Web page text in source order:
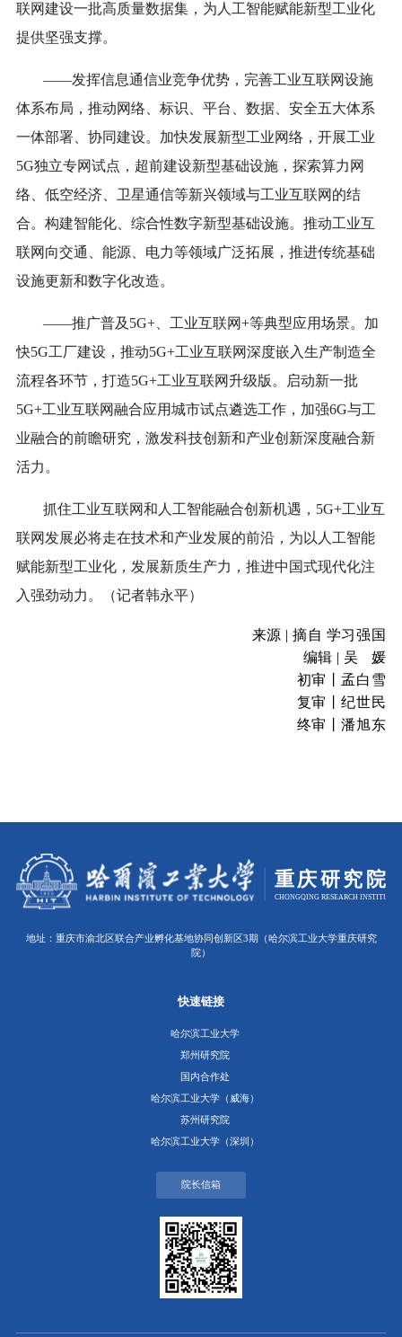
联网建设一批高质量数据集，为人工智能赋能新型工业化
提供坚强支撑。
——发挥信息通信业竞争优势，完善工业互联网设施
体系布局，推动网络、标识、平台、数据、安全五大体系
一体部署、协同建设。加快发展新型工业网络，开展工业
5G独立专网试点，超前建设新型基础设施，探索算力网
络、低空经济、卫星通信等新兴领域与工业互联网的结
合。构建智能化、综合性数字新型基础设施。推动工业互
联网向交通、能源、电力等领域广泛拓展，推进传统基础
设施更新和数字化改造。
——推广普及5G+、工业互联网+等典型应用场景。加
快5G工厂建设，推动5G+工业互联网深度嵌入生产制造全
流程各环节，打造5G+工业互联网升级版。启动新一批
5G+工业互联网融合应用城市试点遴选工作，加强6G与工
业融合的前瞻研究，激发科技创新和产业创新深度融合新
活力。
抓住工业互联网和人工智能融合创新机遇，5G+工业互
联网发展必将走在技术和产业发展的前沿，为以人工智能
赋能新型工业化，发展新质生产力，推进中国式现代化注
入强劲动力。（记者韩永平）
来源 | 摘自 学习强国
编辑 | 吴 媛
初审丨孟白雪
复审丨纪世民
终审丨潘旭东
地址：重庆市渝北区联合产业孵化基地协同创新区3期（哈尔滨工业大学重庆研究
院）
快速链接
哈尔滨工业大学
郑州研究院
国内合作处
哈尔滨工业大学（威海）
苏州研究院
哈尔滨工业大学（深圳）
院长信箱